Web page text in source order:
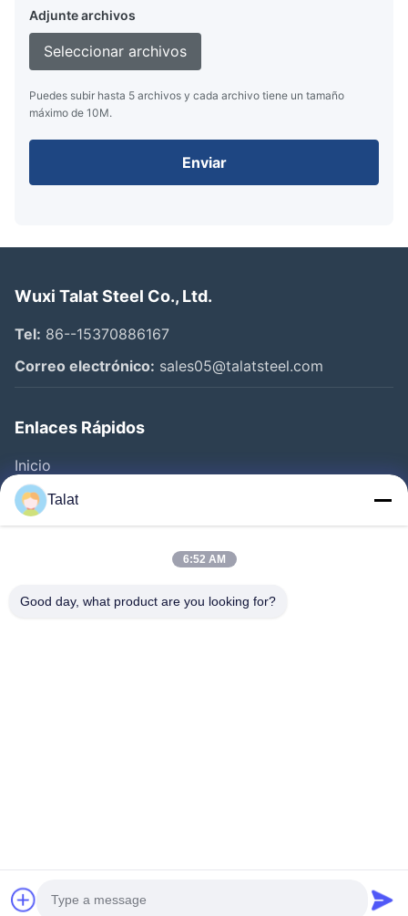
Adjunte archivos
Seleccionar archivos
Puedes subir hasta 5 archivos y cada archivo tiene un tamaño
máximo de 10M.
Enviar
Wuxi Talat Steel Co., Ltd.
Tel: 86--15370886167
Correo electrónico: sales05@talatsteel.com
Enlaces Rápidos
Inicio
Productos
Sobre Nosotros
Control De Calidad
©2026- Wuxi Talat Steel Co., Ltd.. Todo. Todos los derechos reservados.
Talat
6:52 AM
Good day, what product are you looking for?